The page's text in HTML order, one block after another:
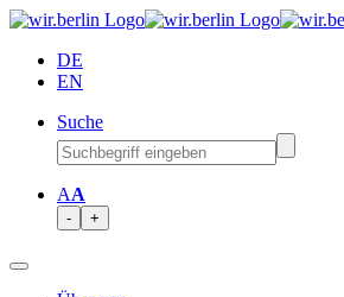
DE
EN
Suche
AA
- +